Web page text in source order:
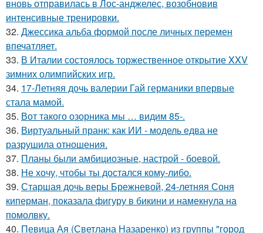
вновь отправилась в Лос-анджелес, возобновив
интенсивные тренировки.
32. Джессика альба формой после личных перемен
впечатляет.
33. В Италии состоялось торжественное открытие XXV
зимних олимпийских игр.
34. 17-Летняя дочь валерии Гай германики впервые
стала мамой.
35. Вот такого озорника мы … видим 85-.
36. Виртуальный пранк: как ИИ - модель едва не
разрушила отношения.
37. Планы были амбициозные, настрой - боевой.
38. Не хочу, чтобы ты достался кому-либо.
39. Старшая дочь веры Брежневой, 24-летняя Соня
киперман, показала фигуру в бикини и намекнула на
помолвку.
40. Певица Ая (Светлана Назаренко) из группы "город